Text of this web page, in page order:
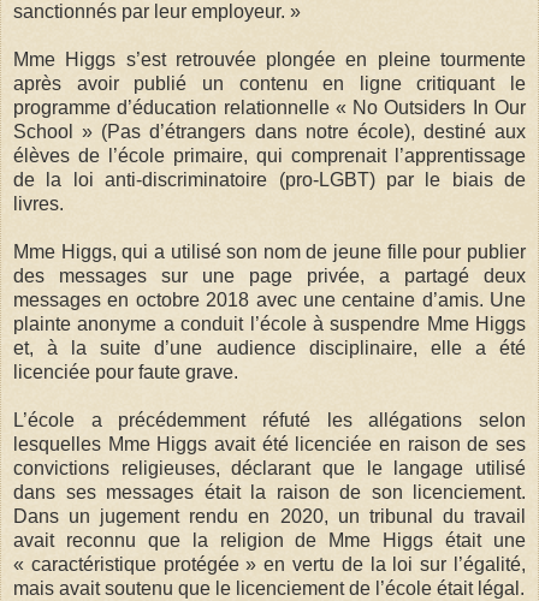
sanctionnés par leur employeur. »
Mme Higgs s’est retrouvée plongée en pleine tourmente
après avoir publié un contenu en ligne critiquant le
programme d’éducation relationnelle « No Outsiders In Our
School » (Pas d’étrangers dans notre école), destiné aux
élèves de l’école primaire, qui comprenait l’apprentissage
de la loi anti-discriminatoire (pro-LGBT) par le biais de
livres.
Mme Higgs, qui a utilisé son nom de jeune fille pour publier
des messages sur une page privée, a partagé deux
messages en octobre 2018 avec une centaine d’amis. Une
plainte anonyme a conduit l’école à suspendre Mme Higgs
et, à la suite d’une audience disciplinaire, elle a été
licenciée pour faute grave.
L’école a précédemment réfuté les allégations selon
lesquelles Mme Higgs avait été licenciée en raison de ses
convictions religieuses, déclarant que le langage utilisé
dans ses messages était la raison de son licenciement.
Dans un jugement rendu en 2020, un tribunal du travail
avait reconnu que la religion de Mme Higgs était une
« caractéristique protégée » en vertu de la loi sur l’égalité,
mais avait soutenu que le licenciement de l’école était légal.